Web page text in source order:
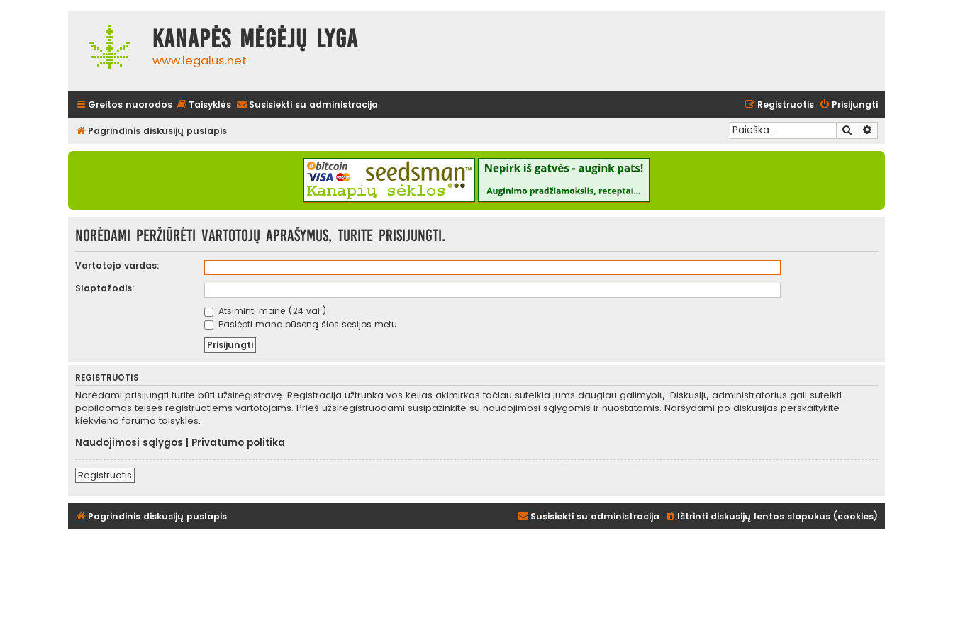
Kanapės mėgėjų lyga
www.legalus.net
Greitos nuorodos Taisyklės Susisiekti su administracija Prisijungti
Registruotis
Pagrindinis diskusijų puslapis Ieškoti
Norėdami peržiūrėti vartotojų aprašymus, turite prisijungti.
Vartotojo vardas:
Slaptažodis:
Atsiminti mane (24 val.)
Paslėpti mano būseną šios sesijos metu
REGISTRUOTIS
Norėdami prisijungti turite būti užsiregistravę. Registracija užtrunka vos kelias akimirkas tačiau suteikia jums daugiau galimybių. Diskusijų administratorius gali suteikti
papildomas teises registruotiems vartotojams. Prieš užsiregistruodami susipažinkite su naudojimosi sąlygomis ir nuostatomis. Naršydami po diskusijas perskaitykite
kiekvieno forumo taisykles.
Naudojimosi sąlygos
Privatumo politika
Registruotis
Pagrindinis diskusijų puslapis Ištrinti diskusijų lentos slapukus (cookies)
Susisiekti su administracija